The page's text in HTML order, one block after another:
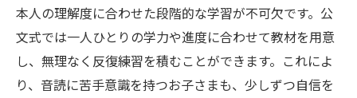
本人の理解度に合わせた段階的な学習が不可欠です。公
文式では一人ひとりの学力や進度に合わせて教材を用意
し、無理なく反復練習を積むことができます。これによ
り、音読に苦手意識を持つお子さまも、少しずつ自信を